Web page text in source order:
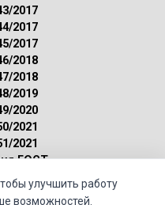
2017
2017
2017
2018
2018
2019
2020
2021
2021
ГОСТ
нормы
улучшить работу
возможностей.